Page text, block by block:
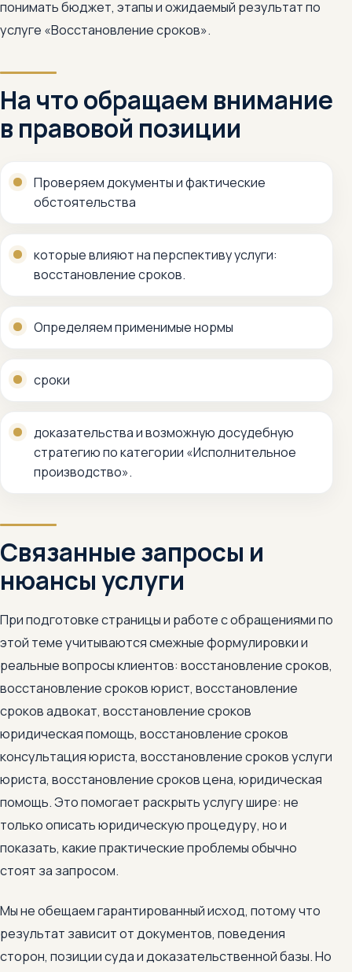
понимать бюджет, этапы и ожидаемый результат по
услуге «Восстановление сроков».
На что обращаем внимание
в правовой позиции
Проверяем документы и фактические
обстоятельства
которые влияют на перспективу услуги:
восстановление сроков.
Определяем применимые нормы
сроки
доказательства и возможную досудебную
стратегию по категории «Исполнительное
производство».
Связанные запросы и
нюансы услуги
При подготовке страницы и работе с обращениями по
этой теме учитываются смежные формулировки и
реальные вопросы клиентов: восстановление сроков,
восстановление сроков юрист, восстановление
сроков адвокат, восстановление сроков
юридическая помощь, восстановление сроков
консультация юриста, восстановление сроков услуги
юриста, восстановление сроков цена, юридическая
помощь. Это помогает раскрыть услугу шире: не
только описать юридическую процедуру, но и
показать, какие практические проблемы обычно
стоят за запросом.
Мы не обещаем гарантированный исход, потому что
результат зависит от документов, поведения
сторон, позиции суда и доказательственной базы. Но